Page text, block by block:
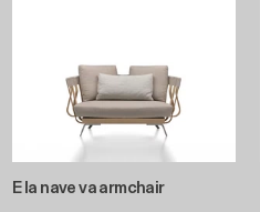
E la nave va armchair